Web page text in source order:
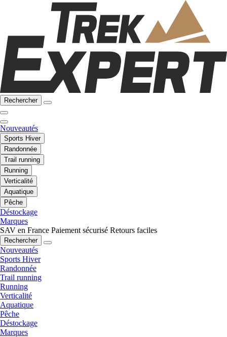
Rechercher
Nouveautés
Sports Hiver
Randonnée
Trail running
Running
Verticalité
Aquatique
Pêche
Déstockage
Marques
SAV en France Paiement sécurisé Retours faciles
Rechercher
Nouveautés
Sports Hiver
Randonnée
Trail running
Running
Verticalité
Aquatique
Pêche
Déstockage
Marques